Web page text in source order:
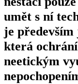
umět s ní
je
která
neetickým